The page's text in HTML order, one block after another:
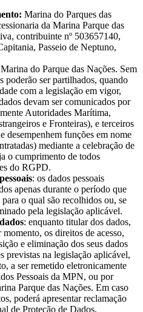
Marina do Parques das
da Marina Parque das
contribuinte nº 503657140,
Passeio de Neptuno,
do Parque das Nações. Sem
poderão ser partilhados, quando
com a legislação em vigor,
devam ser comunicados por
Autoridades Marítima,
e Fronteiras), e terceiros
desempenhem funções em nome
mediante a celebração de
o cumprimento de todos
do RGPD.
: os dados pessoais
apenas durante o período que
o qual são recolhidos ou, se
pela legislação aplicável.
: enquanto titular dos dados,
os direitos de acesso,
e eliminação dos seus dados
previstas na legislação aplicável,
a ser remetido eletronicamente
Pessoais da MPN, ou por
Parque das Nações. Em caso
poderá apresentar reclamação
de Proteção de Dados.